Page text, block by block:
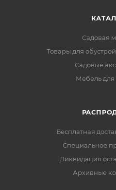
Садовая
Товары для
Садовые
Мебель для
Бесплатная
Специальное
Ликвидация
Архивные